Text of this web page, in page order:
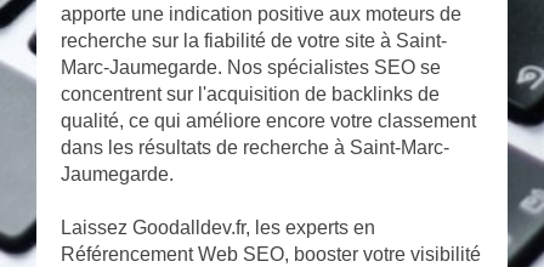
apporte une indication positive aux moteurs de
recherche sur la fiabilité de votre site à Saint-
Marc-Jaumegarde. Nos spécialistes SEO se
concentrent sur l'acquisition de backlinks de
qualité, ce qui améliore encore votre classement
dans les résultats de recherche à Saint-Marc-
Jaumegarde.
Laissez Goodalldev.fr, les experts en
Référencement Web SEO, booster votre visibilité